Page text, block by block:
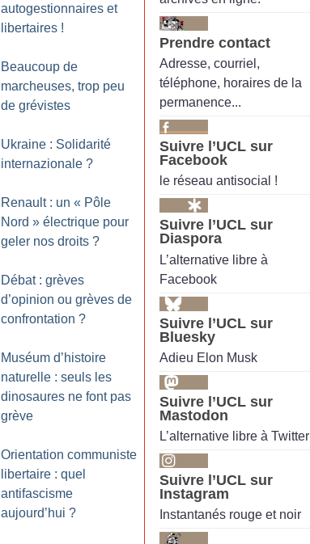
autogestionnaires et
libertaires !
Beaucoup de
marcheuses, trop peu
de grévistes
Ukraine : Solidarité
internazionale ?
Renault : un « Pôle
Nord » électrique pour
geler nos droits ?
Débat : grèves
d’opinion ou grèves de
confrontation ?
Muséum d’histoire
naturelle : seuls les
dinosaures ne font pas
grève
Orientation communiste
libertaire : quel
antifascisme
aujourd’hui ?
Prendre contact
Adresse, courriel,
téléphone, horaires de la
permanence...
Suivre l’UCL sur
Facebook
le réseau antisocial !
Suivre l’UCL sur
Diaspora
L’alternative libre à
Facebook
Suivre l’UCL sur
Bluesky
Adieu Elon Musk
Suivre l’UCL sur
Mastodon
L’alternative libre à Twitter
Suivre l’UCL sur
Instagram
Instantanés rouge et noir